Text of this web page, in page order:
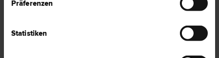
Präferenzen
Statistiken
Dr. Stephan FOGLAR-DEINHARDSTEIN
Erb­recht | Bank- und Kapitalmarkt­recht | Datenschutz­recht |